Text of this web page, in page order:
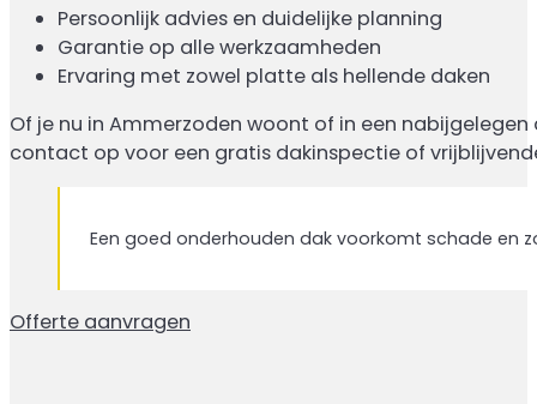
Persoonlijk advies en duidelijke planning
Garantie op alle werkzaamheden
Ervaring met zowel platte als hellende daken
Of je nu in Ammerzoden woont of in een
contact op voor een gratis dakinspectie of
Een goed onderhouden dak voorkomt schade
Offerte aanvragen